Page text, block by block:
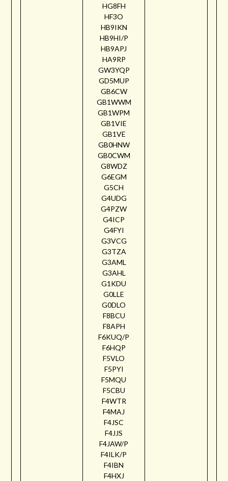
HG8FH
HF3O
HB9IKN
HB9HI/P
HB9APJ
HA9RP
GW3YQP
GD5MUP
GB6CW
GB1WWM
GB1WPM
GB1VIE
GB1VE
GB0HNW
GB0CWM
G8WDZ
G6EGM
G5CH
G4UDG
G4PZW
G4ICP
G4FYI
G3VCG
G3TZA
G3AML
G3AHL
G1KDU
G0LLE
G0DLO
F8BCU
F8APH
F6KUQ/P
F6HQP
F5VLO
F5PYI
F5MQU
F5CBU
F4WTR
F4MAJ
F4JSC
F4JJS
F4JAW/P
F4ILK/P
F4IBN
F4HXJ